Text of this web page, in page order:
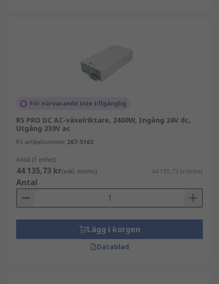
För närvarande inte tillgänglig
RS PRO DC AC-växelriktare, 2400W, Ingång 24V dc,
Utgång 230V ac
RS-artikelnummer 267-5163
Antal (1 enhet)
44 135,73 kr(exkl. moms) 44 135,73 kr/enhet
Antal
Lägg i korgen
Datablad